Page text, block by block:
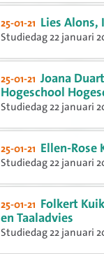
25-01-21 Lies
Studiedag 22 januari
25-01-21 Joana
Hogeschool
Studiedag 22 januari
25-01-21 Ellen-Rose
Studiedag 22 januari
25-01-21 Folkert
en Taaladvies
Studiedag 22 januari